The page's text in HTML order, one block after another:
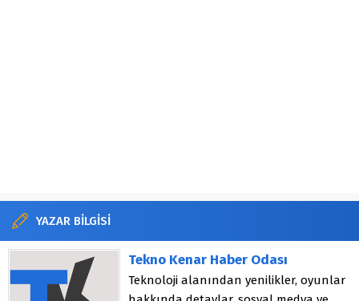
YAZAR BİLGİSİ
Tekno Kenar Haber Odası
Teknoloji alanından yenilikler, oyunlar